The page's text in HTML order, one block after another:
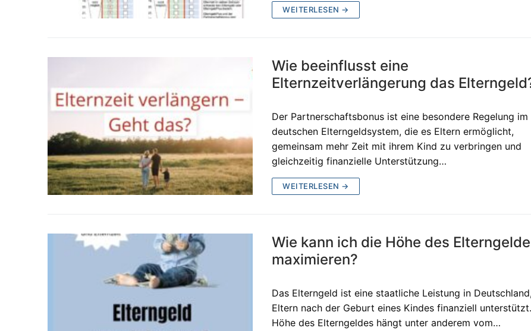
WEITERLESEN →
Wie beeinflusst eine
Elternzeitverlängerung das
Der Partnerschaftsbonus ist eine besondere Regelung im
deutschen Elterngeldsystem, die es Eltern ermöglicht,
gemeinsam mehr Zeit mit ihrem Kind zu verbringen und
gleichzeitig finanzielle Unterstützung…
WEITERLESEN →
Wie kann ich die Höhe des
maximieren?
Das Elterngeld ist eine staatliche Leistung in
Eltern nach der Geburt eines Kindes finanziell
Höhe des Elterngeldes hängt unter anderem vom…